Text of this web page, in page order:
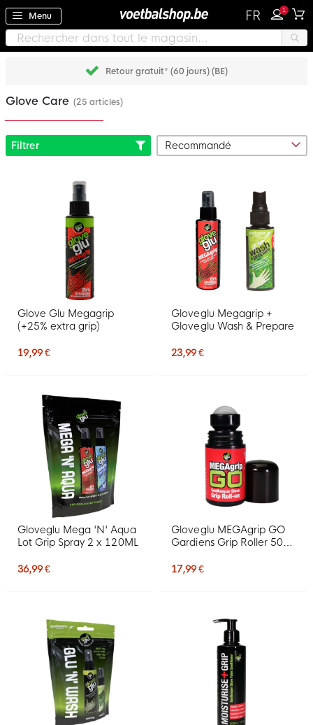
Menu FR 1
Retour gratuit* (60 jours) (BE)
Glove Care (25 articles)
Filtrer
Glove Glu Megagrip
(+25% extra grip)
19,99 €
Gloveglu Megagrip +
Gloveglu Wash & Prepare
23,99 €
Gloveglu Mega 'N' Aqua
Lot Grip Spray 2 x 120ML
36,99 €
Gloveglu MEGAgrip GO
Gardiens Grip Roller 50
17,99 €